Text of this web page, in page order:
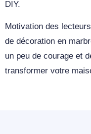
DIY.
Motivation des
de décoration en
un peu de courage et
transformer votre